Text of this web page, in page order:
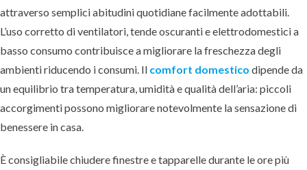
attraverso semplici abitudini quotidiane facilmente adottabili.
L’uso corretto di ventilatori, tende oscuranti e elettrodomestici a
basso consumo contribuisce a migliorare la freschezza degli
ambienti riducendo i consumi. Il comfort domestico dipende da
un equilibrio tra temperatura, umidità e qualità dell’aria: piccoli
accorgimenti possono migliorare notevolmente la sensazione di
benessere in casa.
È consigliabile chiudere finestre e tapparelle durante le ore più